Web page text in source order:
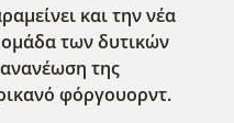
και την νέα
των δυτικών
της
φόργουορντ.